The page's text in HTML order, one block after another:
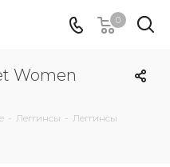
0
Women
- Леггинсы - Леггинсы